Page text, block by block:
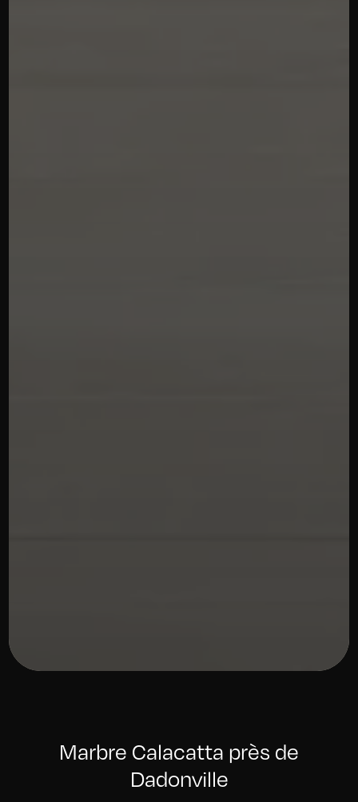
Marbre Calacatta près de
Dadonville